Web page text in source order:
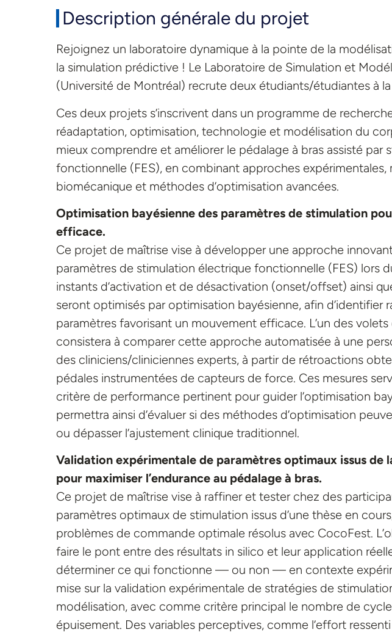
Description générale du projet
Rejoignez un laboratoire dynamique à la pointe de la
la simulation prédictive ! Le Laboratoire de Simulation et
(Université de Montréal) recrute deux étudiants/étudiantes à la
Ces deux projets s’inscrivent dans un programme de
réadaptation, optimisation, technologie et modélisation du
mieux comprendre et améliorer le pédalage à bras assisté par
fonctionnelle (FES), en combinant approches expérimentales,
biomécanique et méthodes d’optimisation avancées.
Optimisation bayésienne des paramètres de stimulation
efficace.
Ce projet de maîtrise vise à développer une approche
paramètres de stimulation électrique fonctionnelle (FES) lors
instants d’activation et de désactivation (onset/offset) ainsi
seront optimisés par optimisation bayésienne, afin d’identifier
paramètres favorisant un mouvement efficace. L’un des
consistera à comparer cette approche automatisée à une
des cliniciens/cliniciennes experts, à partir de rétroactions
pédales instrumentées de capteurs de force. Ces mesures
critère de performance pertinent pour guider l’optimisation
permettra ainsi d’évaluer si des méthodes d’optimisation
ou dépasser l’ajustement clinique traditionnel.
Validation expérimentale de paramètres optimaux issus de
pour maximiser l’endurance au pédalage à bras.
Ce projet de maîtrise vise à raffiner et tester chez des
paramètres optimaux de stimulation issus d’une thèse en
problèmes de commande optimale résolus avec CocoFest.
faire le pont entre des résultats in silico et leur application
déterminer ce qui fonctionne — ou non — en contexte
mise sur la validation expérimentale de stratégies de
modélisation, avec comme critère principal le nombre de
épuisement. Des variables perceptives, comme l’effort